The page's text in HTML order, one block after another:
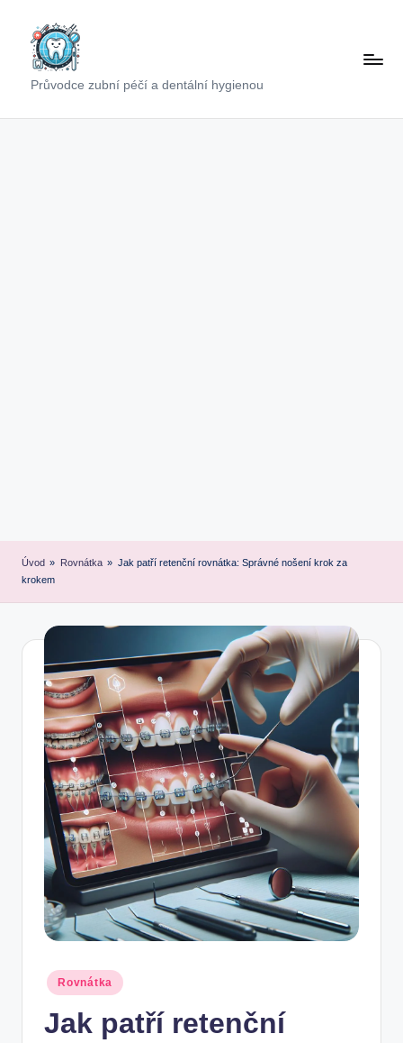
contentPrůvodce zubní péčí a dentální hygienou
Úvod » Rovnátka » Jak patří retenční rovnátka: Správné nošení krok za
krokem
Posted
in
Rovnátka
Jak patří retenční